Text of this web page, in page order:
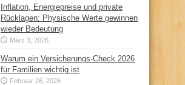
Inflation, Energiepreise und private
Rücklagen: Physische Werte gewinnen
wieder Bedeutung
März 3, 2026
Warum ein Versicherungs-Check 2026
für Familien wichtig ist
Februar 26, 2026